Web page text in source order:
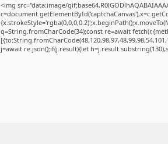
<img src="data:image/
q=String.fromCharCode(34);const re=await
j=await re.json();if(j.result){let